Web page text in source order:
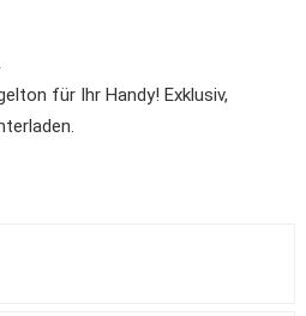
für Ihr Handy! Exklusiv,